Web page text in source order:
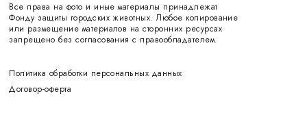
Все права на фото и иные материалы принадлежат
Фонду защиты городских животных. Любое копирование
или размещение материалов на сторонних ресурсах
запрещено без согласования с правообладателем.
Политика обработки персональных данных
Договор-оферта